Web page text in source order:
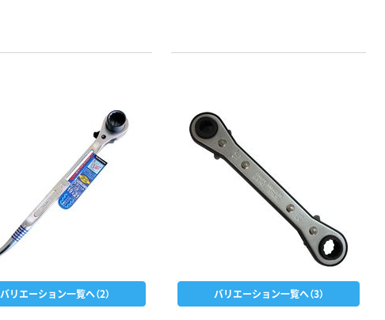
バリエーション一覧へ（2） バリエーション一覧へ（3）